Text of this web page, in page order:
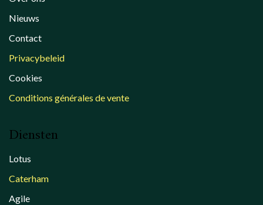
Nieuws
Contact
Privacybeleid
Cookies
Conditions générales de vente
Diensten
Lotus
Caterham
Agile